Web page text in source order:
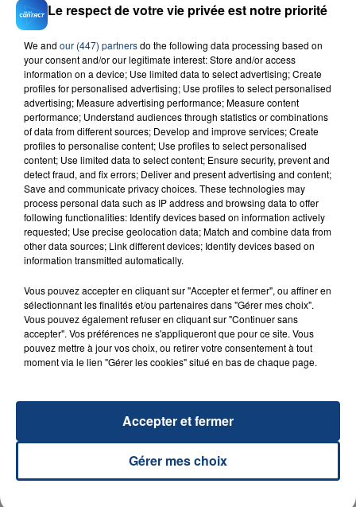
23 juillet 2026
INCENDIE MORTEL À LENS : UNE FEMME ET
SON BÉBÉ ENTRE LA VIE ET LA...
Un homme s'est immolé par le feu après avoir
aspergé sa compagne et leur bébé de trois mois
d'un liquide inflammable.
20 juillet 2026
UNE ADOLESCENTE DEVANT SE FAIRE
OPÉRER DE LA CHEVILLE RESSORT DE LA...
reconnu sa responsabilité et présenté ses
excuses.
TITRES DIFFUSÉS
Le respect de votre vie privée est notre priorité
We and our (447) partnersdo the following data processing based on
your consent and/or our legitimate interest: Store and/or access
information on a device; Use limited data to select advertising; Create
profiles for personalised advertising; Use profiles to select personalised
advertising; Measure advertising performance; Measure content
performance; Understand audiences through statistics or combinations
of data from different sources; Develop and improve services; Create
profiles to personalise content; Use profiles to select personalised
content; Use limited data to select content; Ensure security, prevent and
detect fraud, and fix errors; Deliver and present advertising and content;
Save and communicate privacy choices. These technologies may
process personal data such as IP address and browsing data to offer
following functionalities: Identify devices based on information actively
requested; Use precise geolocation data; Match and combine data from
other data sources; Link different devices; Identify devices based on
information transmitted automatically.
Vous pouvez accepter en cliquant sur "Accepter et fermer", ou affiner en
sélectionnant les finalités et/ou partenaires dans "Gérer mes choix".
Vous pouvez également refuser en cliquant sur "Continuer sans
accepter". Vos préférences ne s'appliqueront que pour ce site. Vous
pouvez mettre à jour vos choix, ou retirer votre consentement à tout
moment via le lien "Gérer les cookies" situé en bas de chaque page.
Gérer mes choix
Accepter et fermer